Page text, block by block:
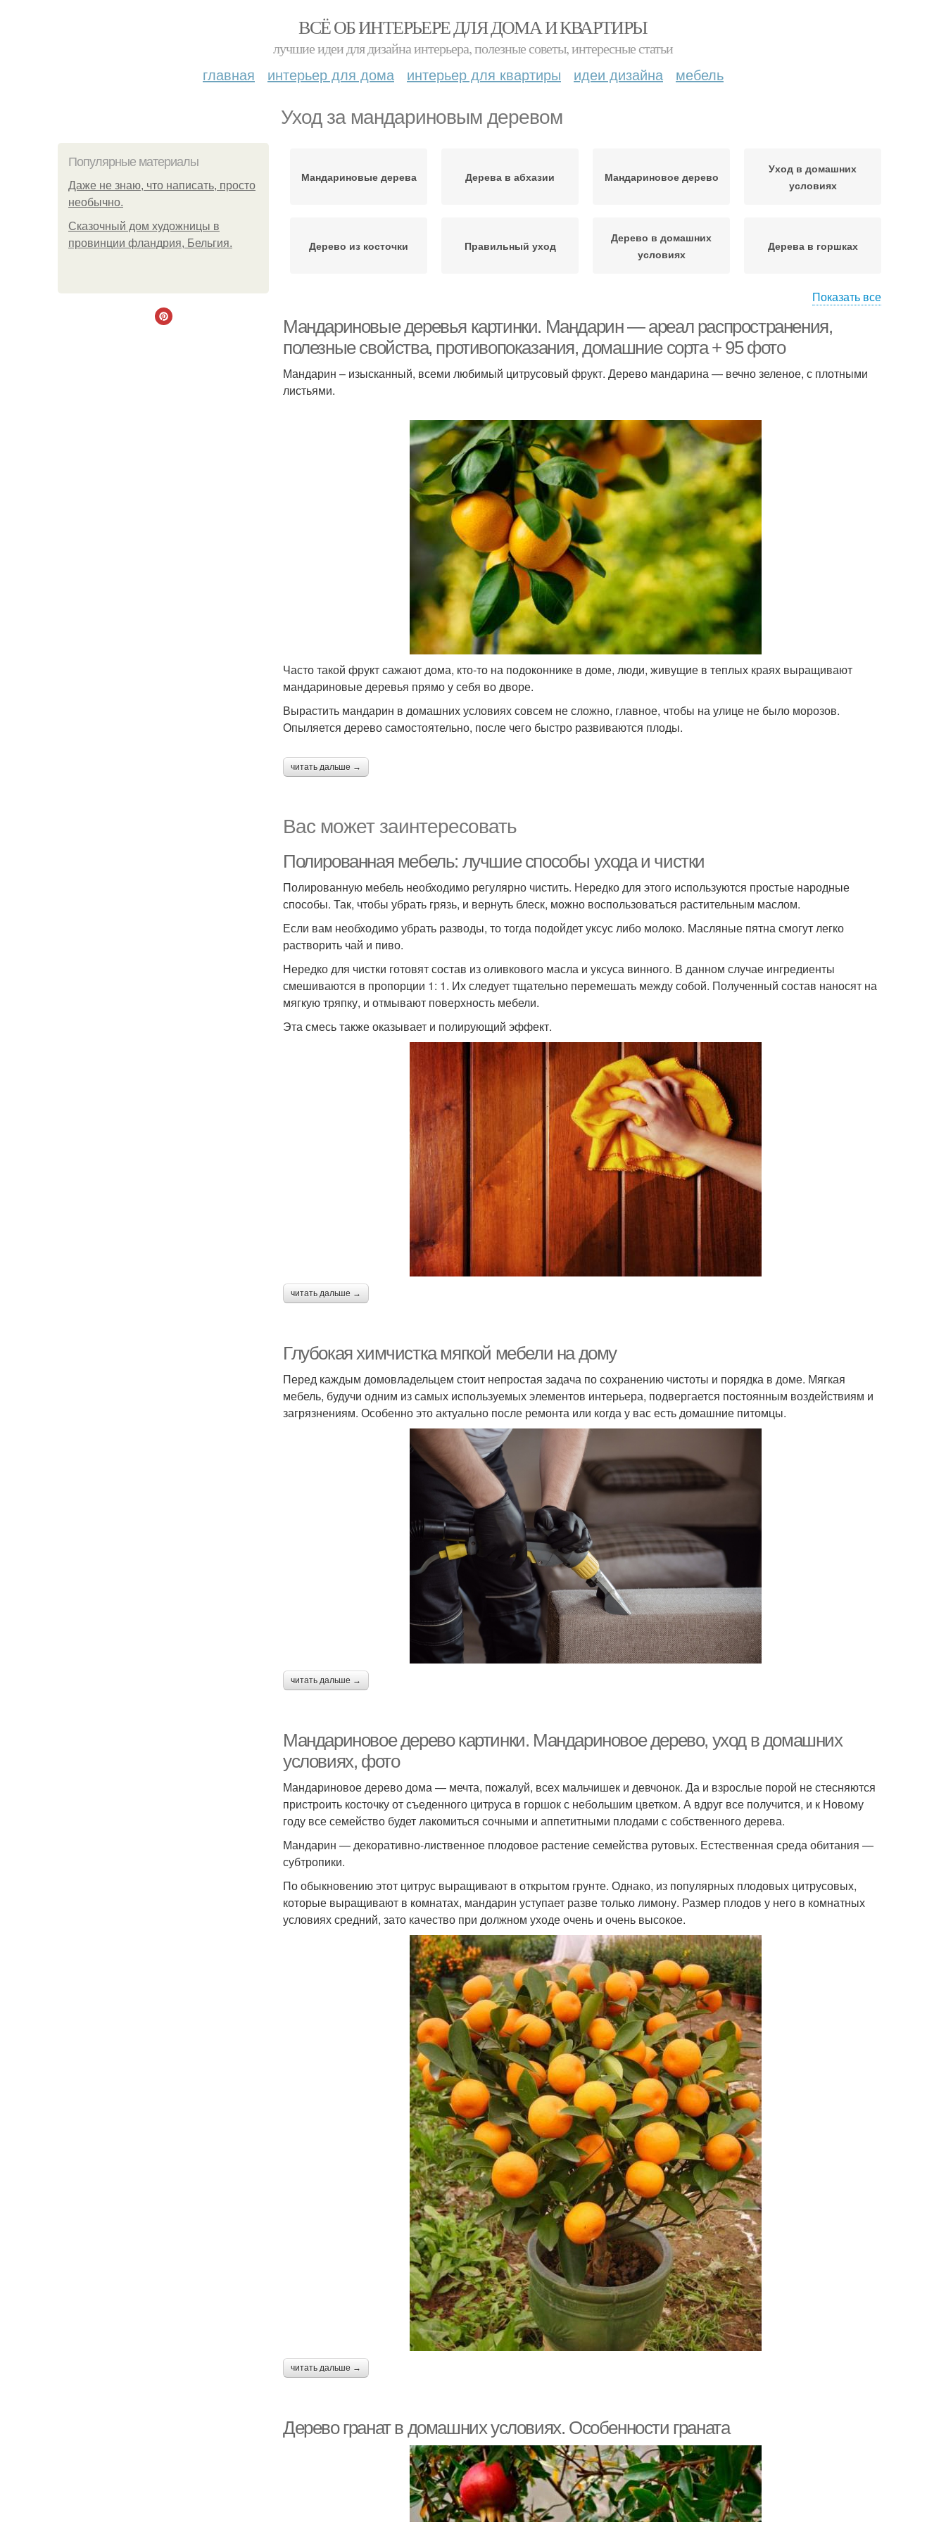
ВСЁ ОБ ИНТЕРЬЕРЕ ДЛЯ ДОМА И КВАРТИРЫ
лучшие идеи для дизайна интерьера, полезные советы, интересные статьи
главная интерьер для дома интерьер для квартиры идеи дизайна мебель
Уход за мандариновым деревом
Популярные материалы
Даже не знаю, что написать, просто
необычно.
Сказочный дом художницы в
провинции фландрия, Бельгия.
Мандариновые дерева Дерева в абхазии Мандариновое дерево
Уход в домашних
условиях
Дерево из косточки Правильный уход
Дерево в домашних
условиях
Дерева в горшках
Показать все
Мандариновые деревья картинки. Мандарин — ареал распространения,
полезные свойства, противопоказания, домашние сорта + 95 фото
Мандарин – изысканный, всеми любимый цитрусовый фрукт. Дерево мандарина — вечно зеленое, с плотными
листьями.
Часто такой фрукт сажают дома, кто-то на подоконнике в доме, люди, живущие в теплых краях выращивают
мандариновые деревья прямо у себя во дворе.
Вырастить мандарин в домашних условиях совсем не сложно, главное, чтобы на улице не было морозов.
Опыляется дерево самостоятельно, после чего быстро развиваются плоды.
читать дальше →
Вас может заинтересовать
Полированная мебель: лучшие способы ухода и чистки
Полированную мебель необходимо регулярно чистить. Нередко для этого используются простые народные
способы. Так, чтобы убрать грязь, и вернуть блеск, можно воспользоваться растительным маслом.
Если вам необходимо убрать разводы, то тогда подойдет уксус либо молоко. Масляные пятна смогут легко
растворить чай и пиво.
Нередко для чистки готовят состав из оливкового масла и уксуса винного. В данном случае ингредиенты
смешиваются в пропорции 1: 1. Их следует тщательно перемешать между собой. Полученный состав наносят на
мягкую тряпку, и отмывают поверхность мебели.
Эта смесь также оказывает и полирующий эффект.
читать дальше →
Глубокая химчистка мягкой мебели на дому
Перед каждым домовладельцем стоит непростая задача по сохранению чистоты и порядка в доме. Мягкая
мебель, будучи одним из самых используемых элементов интерьера, подвергается постоянным воздействиям и
загрязнениям. Особенно это актуально после ремонта или когда у вас есть домашние питомцы.
читать дальше →
Мандариновое дерево картинки. Мандариновое дерево, уход в домашних
условиях, фото
Мандариновое дерево дома — мечта, пожалуй, всех мальчишек и девчонок. Да и взрослые порой не стесняются
пристроить косточку от съеденного цитруса в горшок с небольшим цветком. А вдруг все получится, и к Новому
году все семейство будет лакомиться сочными и аппетитными плодами с собственного дерева.
Мандарин — декоративно-лиственное плодовое растение семейства рутовых. Естественная среда обитания —
субтропики.
По обыкновению этот цитрус выращивают в открытом грунте. Однако, из популярных плодовых цитрусовых,
которые выращивают в комнатах, мандарин уступает разве только лимону. Размер плодов у него в комнатных
условиях средний, зато качество при должном уходе очень и очень высокое.
читать дальше →
Дерево гранат в домашних условиях. Особенности граната